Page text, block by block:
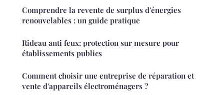
Comprendre la revente de surplus d'énergies
renouvelables : un guide pratique
Rideau anti feux: protection sur mesure pour
établissements publics
Comment choisir une entreprise de réparation et
vente d'appareils électroménagers ?